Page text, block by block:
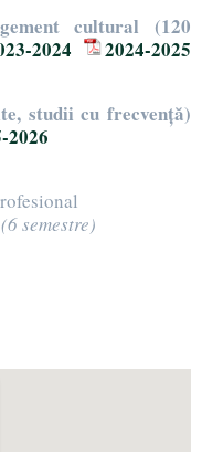
cultural (120
2024
2024-2025
studii cu frecvență)
2026
(6 semestre)